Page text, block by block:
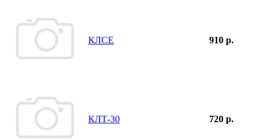
КЛСЕ 910 р.
КЛТ-30 720 р.